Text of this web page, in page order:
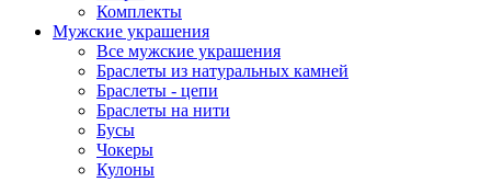
Комплекты
Мужские украшения
Все мужские украшения
Браслеты из натуральных камней
Браслеты - цепи
Браслеты на нити
Бусы
Чокеры
Кулоны